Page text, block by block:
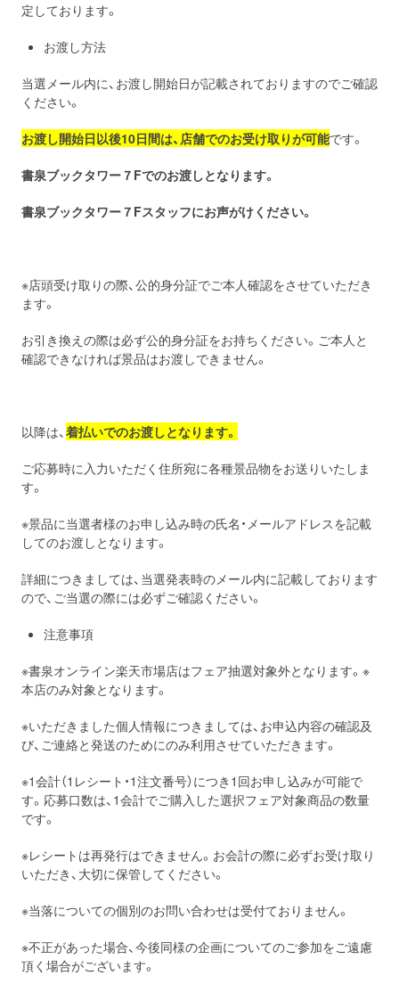
定しております。
お渡し方法
当選メール内に、お渡し開始日が記載されておりますのでご確認
ください。
お渡し開始日以後10日間は、店舗でのお受け取りが可能です。
書泉ブックタワー７Fでのお渡しとなります。
書泉ブックタワー７ Fスタッフにお声がけください。
※店頭受け取りの際、公的身分証でご本人確認をさせていただき
ます。
お引き換えの際は必ず公的身分証をお持ちください。ご本人と
確認できなければ景品はお渡しできません。
以降は、着払いでのお渡しとなります。
ご応募時に入力いただく住所宛に各種景品物をお送りいたしま
す。
※景品に当選者様のお申し込み時の氏名・メールアドレスを記載
してのお渡しとなります。
詳細につきましては、当選発表時のメール内に記載しております
ので、ご当選の際には必ずご確認ください。
注意事項
※書泉オンライン楽天市場店はフェア抽選対象外となります。※
本店のみ対象となります。
※いただきました個人情報につきましては、お申込内容の確認及
び、ご連絡と発送のためにのみ利用させていただきます。
※1会計（1レシート・1注文番号）につき1回お申し込みが可能で
す。応募口数は、1会計でご購入した選択フェア対象商品の数量
です。
※レシートは再発行はできません。お会計の際に必ずお受け取り
いただき、大切に保管してください。
※当落についての個別のお問い合わせは受付ておりません。
※不正があった場合、今後同様の企画についてのご参加をご遠慮
頂く場合がございます。